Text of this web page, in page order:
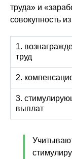
труда» и
совокупность
1.
труд
2.
3.
выплат